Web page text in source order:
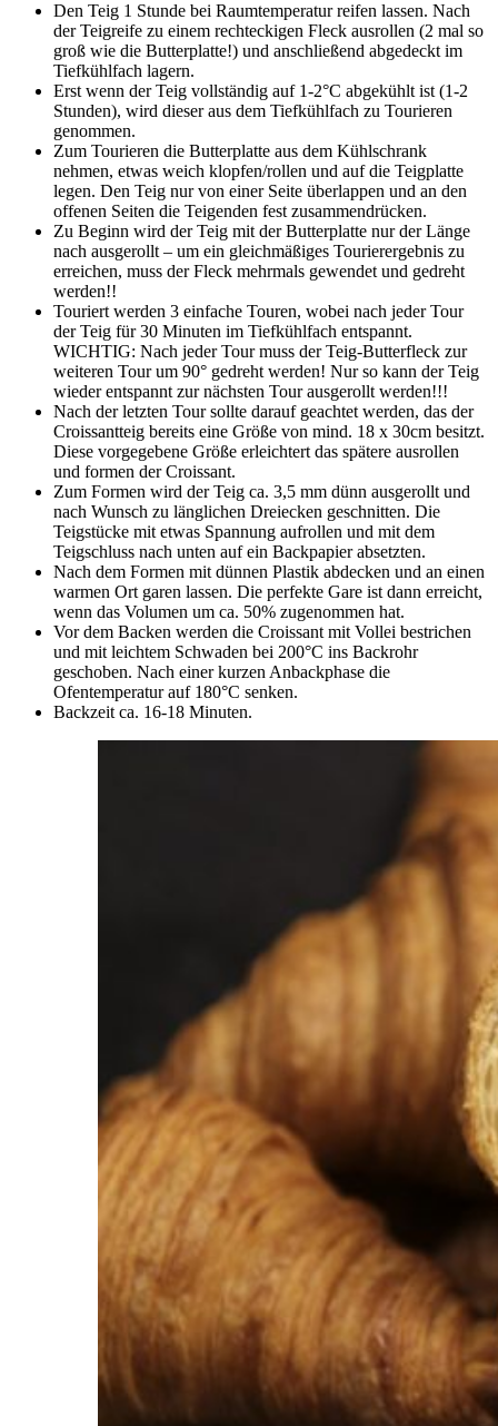
Den Teig 1 Stunde bei Raumtemperatur reifen lassen. Nach
der Teigreife zu einem rechteckigen Fleck ausrollen (2 mal so
groß wie die Butterplatte!) und anschließend abgedeckt im
Tiefkühlfach lagern.
Erst wenn der Teig vollständig auf 1-2°C abgekühlt ist (1-2
Stunden), wird dieser aus dem Tiefkühlfach zu Tourieren
genommen.
Zum Tourieren die Butterplatte aus dem Kühlschrank
nehmen, etwas weich klopfen/rollen und auf die Teigplatte
legen. Den Teig nur von einer Seite überlappen und an den
offenen Seiten die Teigenden fest zusammendrücken.
Zu Beginn wird der Teig mit der Butterplatte nur der Länge
nach ausgerollt – um ein gleichmäßiges Tourierergebnis zu
erreichen, muss der Fleck mehrmals gewendet und gedreht
werden!!
Touriert werden 3 einfache Touren, wobei nach jeder Tour
der Teig für 30 Minuten im Tiefkühlfach entspannt.
WICHTIG: Nach jeder Tour muss der Teig-Butterfleck zur
weiteren Tour um 90° gedreht werden! Nur so kann der Teig
wieder entspannt zur nächsten Tour ausgerollt werden!!!
Nach der letzten Tour sollte darauf geachtet werden, das der
Croissantteig bereits eine Größe von mind. 18 x 30cm besitzt.
Diese vorgegebene Größe erleichtert das spätere ausrollen
und formen der Croissant.
Zum Formen wird der Teig ca. 3,5 mm dünn ausgerollt und
nach Wunsch zu länglichen Dreiecken geschnitten. Die
Teigstücke mit etwas Spannung aufrollen und mit dem
Teigschluss nach unten auf ein Backpapier absetzten.
Nach dem Formen mit dünnen Plastik abdecken und an einen
warmen Ort garen lassen. Die perfekte Gare ist dann erreicht,
wenn das Volumen um ca. 50% zugenommen hat.
Vor dem Backen werden die Croissant mit Vollei bestrichen
und mit leichtem Schwaden bei 200°C ins Backrohr
geschoben. Nach einer kurzen Anbackphase die
Ofentemperatur auf 180°C senken.
Backzeit ca. 16-18 Minuten.